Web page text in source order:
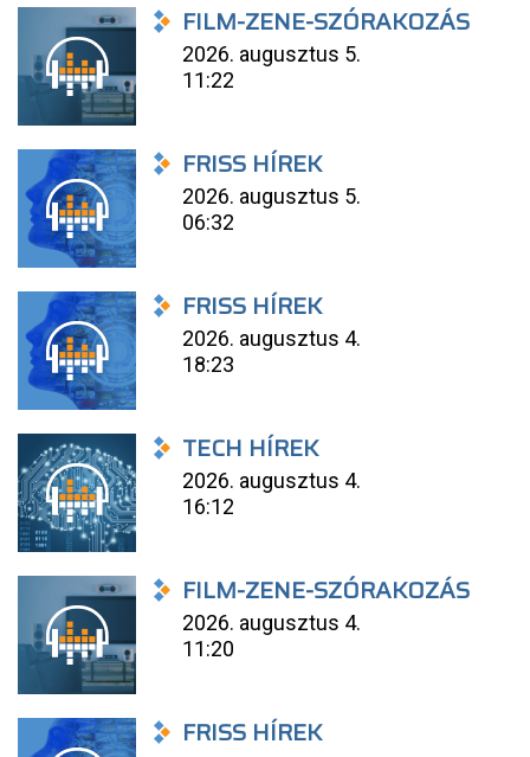
FILM-ZENE-SZÓRAKOZÁS
2026. augusztus 5.
11:22
FRISS HÍREK
2026. augusztus 5.
06:32
FRISS HÍREK
2026. augusztus 4.
18:23
TECH HÍREK
2026. augusztus 4.
16:12
FILM-ZENE-SZÓRAKOZÁS
2026. augusztus 4.
11:20
FRISS HÍREK